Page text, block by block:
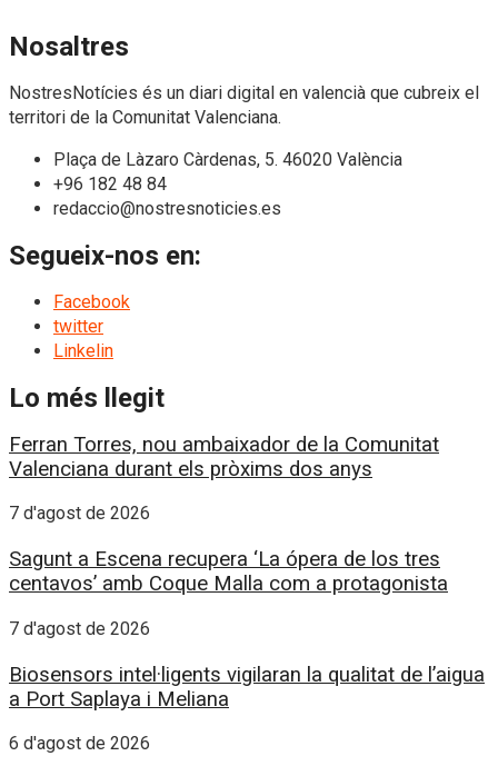
Nosaltres
NostresNotícies és un diari digital en valencià que cubreix el
territori de la Comunitat Valenciana.
Plaça de Làzaro Càrdenas, 5. 46020 València
+96 182 48 84
redaccio@nostresnoticies.es
Segueix-nos en:
Facebook
twitter
Linkelin
Lo més llegit
Ferran Torres, nou ambaixador de la Comunitat
Valenciana durant els pròxims dos anys
7 d'agost de 2026
Sagunt a Escena recupera ‘La ópera de los tres
centavos’ amb Coque Malla com a protagonista
7 d'agost de 2026
Biosensors intel·ligents vigilaran la qualitat de l’aigua
a Port Saplaya i Meliana
6 d'agost de 2026